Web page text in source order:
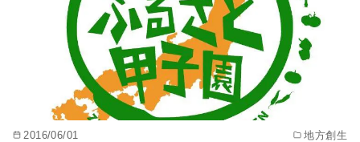
2016/06/01 地方創生